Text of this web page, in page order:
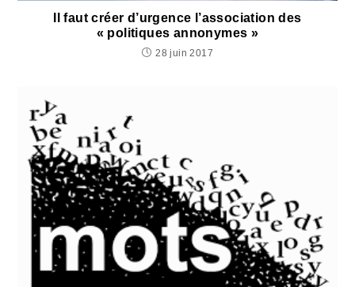
Il faut créer d’urgence l’association des
« politiques annonymes »
28 juin 2017